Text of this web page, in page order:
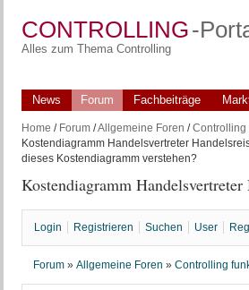
CONTROLLING-
Alles zum Thema Controlling
News Forum Fachbeiträge
Home / Forum/Allgemeine Foren /Controlling
Kostendiagramm Handelsvertreter
dieses Kostendiagramm verstehen?
Kostendiagramm
Login Registrieren Suchen User
Forum » Allgemeine Foren » Controlling